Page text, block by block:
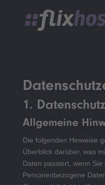
1.
Allgemeine
Die folgenden Hinweise
Überblick darüber, was
Daten passiert, wenn Sie
Personenbezogene